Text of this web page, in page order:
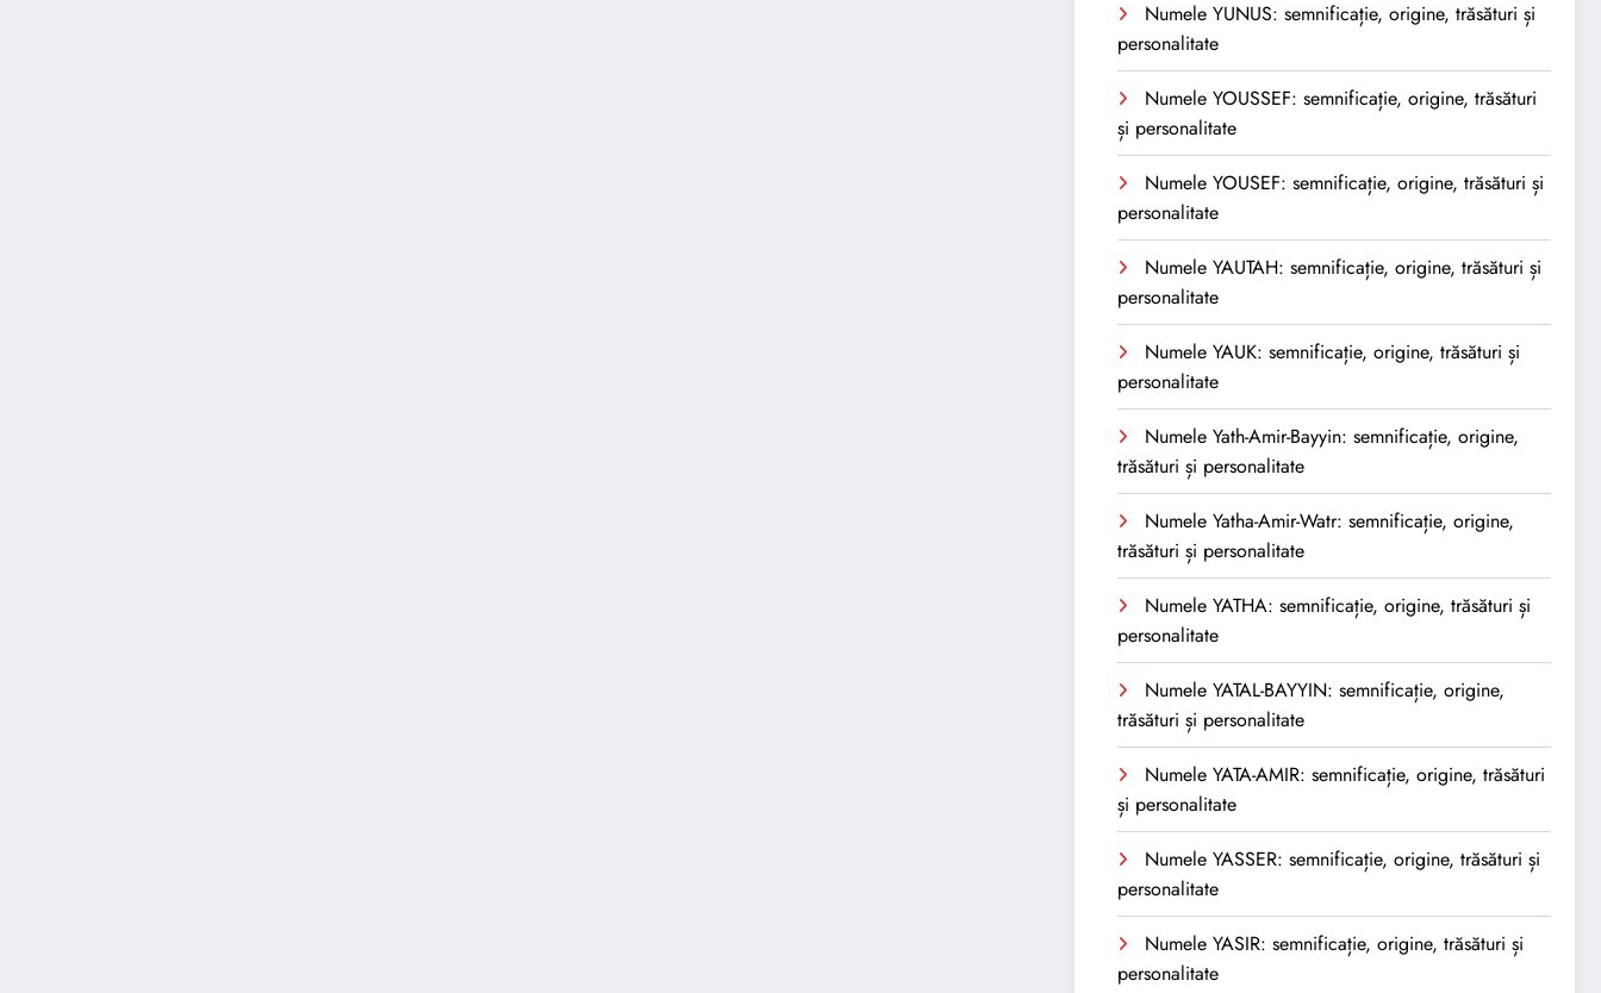
Numele YUNUS: semnificație, origine, trăsături și
personalitate
Numele YOUSSEF: semnificație, origine, trăsături
și personalitate
Numele YOUSEF: semnificație, origine, trăsături și
personalitate
Numele YAUTAH: semnificație, origine, trăsături și
personalitate
Numele YAUK: semnificație, origine, trăsături și
personalitate
Numele Yath-Amir-Bayyin: semnificație, origine,
trăsături și personalitate
Numele Yatha-Amir-Watr: semnificație, origine,
trăsături și personalitate
Numele YATHA: semnificație, origine, trăsături și
personalitate
Numele YATAL-BAYYIN: semnificație, origine,
trăsături și personalitate
Numele YATA-AMIR: semnificație, origine, trăsături
și personalitate
Numele YASSER: semnificație, origine, trăsături și
personalitate
Numele YASIR: semnificație, origine, trăsături și
personalitate